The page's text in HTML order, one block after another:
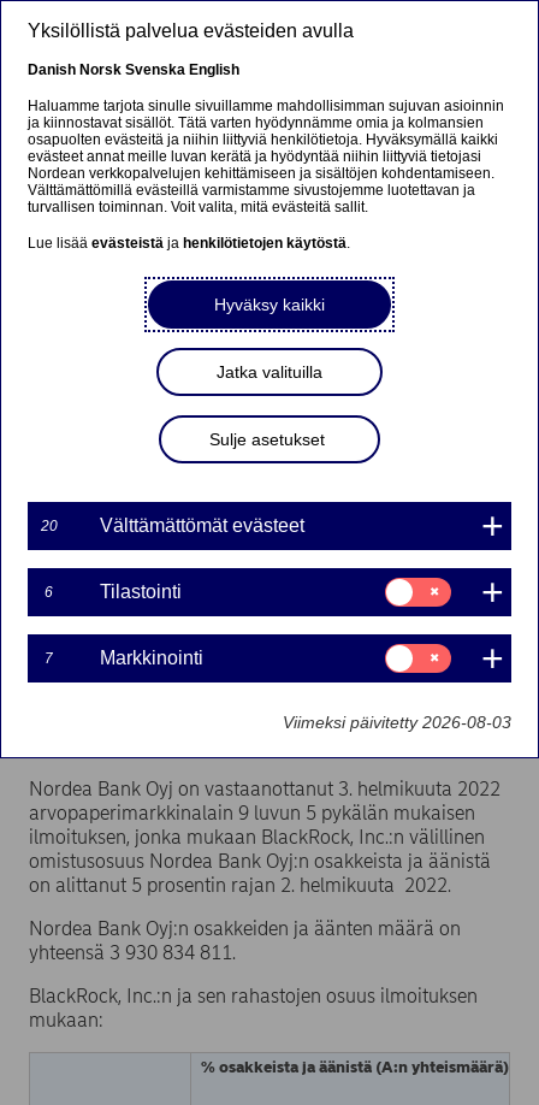
Sorry...
This page does not exist in your language. You will
Stay on this page|Continue
Nordea Bank Oyj:
Arvopaperimarkkinalain 9
liputusilmoitus (BlackRock,
Inc.)
Suurimmat osakkeenomistajat | 03-02-2022 18:30
Pörssitiedote − Suurimmat osakkeenomistajat
Nordea Bank Oyj on vastaanottanut 3. helmikuuta 2022
arvopaperimarkkinalain 9 luvun 5 pykälän mukaisen
ilmoituksen, jonka mukaan BlackRock, Inc.:n välillinen
omistusosuus Nordea Bank Oyj:n osakkeista ja äänistä
on alittanut 5 prosentin rajan 2. helmikuuta 2022.
Nordea Bank Oyj:n osakkeiden ja äänten määrä on
yhteensä 3 930 834 811.
BlackRock, Inc.:n ja sen rahastojen osuus ilmoituksen
mukaan:
% osakkeista ja äänistä (A:n yhteismäärä)
Yksilöllistä palvelua evästeiden avulla
Danish Norsk Svenska English
Haluamme tarjota sinulle sivuillamme mahdollisimman sujuvan asioinnin
ja kiinnostavat sisällöt. Tätä varten hyödynnämme omia ja kolmansien
osapuolten evästeitä ja niihin liittyviä henkilötietoja. Hyväksymällä kaikki
evästeet annat meille luvan kerätä ja hyödyntää niihin liittyviä tietojasi
Nordean verkkopalvelujen kehittämiseen ja sisältöjen kohdentamiseen.
Välttämättömillä evästeillä varmistamme sivustojemme luotettavan ja
turvallisen toiminnan. Voit valita, mitä evästeitä sallit.
Lue lisääevästeistä ja henkilötietojen käytöstä.
Hyväksy kaikki
Jatka valituilla
Sulje asetukset
20 Välttämättömät evästeet
6 Tilastointi
Suostumusvalinta:
Tilastointi
7 Markkinointi
Suostumusvalinta:
Markkinointi
Viimeksi päivitetty 2026-08-03